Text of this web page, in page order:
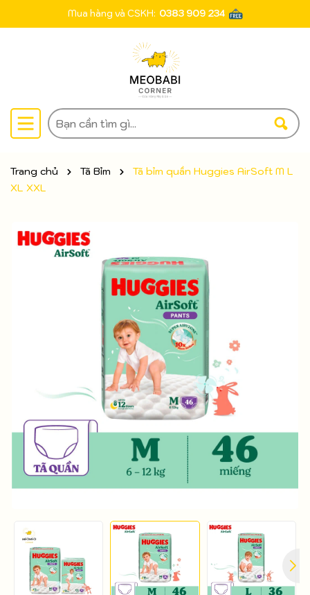
Mua hàng và CSKH: 0383 909 234
Trang chủ Tã Bỉm
Tã bỉm quần Huggies AirSoft M L
XL XXL